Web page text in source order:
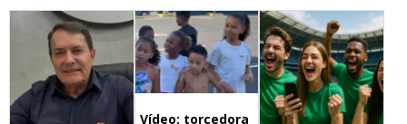
Vídeo: torcedora